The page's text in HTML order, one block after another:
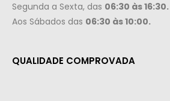
Segunda a Sexta, das 06:30 às 16:30.
Aos Sábados das 06:30 às 10:00.
QUALIDADE COMPROVADA